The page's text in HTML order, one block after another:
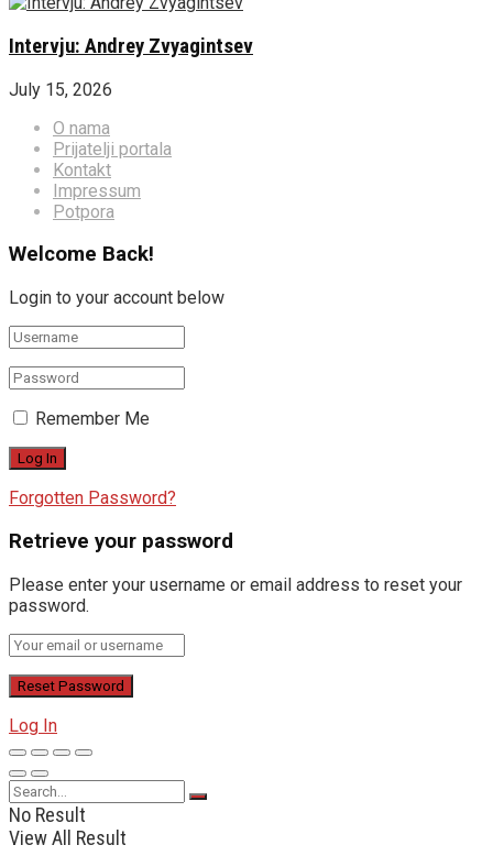
Intervju: Andrey Zvyagintsev
July 15, 2026
O nama
Prijatelji portala
Kontakt
Impressum
Potpora
Welcome Back!
Login to your account below
Remember Me
Forgotten Password?
Retrieve your password
Please enter your username or email address to reset your
password.
Log In
No Result
View All Result